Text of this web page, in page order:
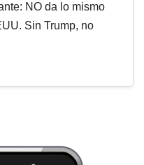
NO da lo mismo
Sin Trump, no